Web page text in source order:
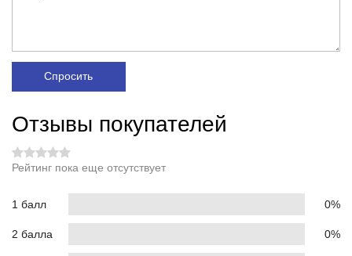
Спросить
Отзывы покупателей
Рейтинг пока еще отсутствует
1 балл 0%
2 балла 0%